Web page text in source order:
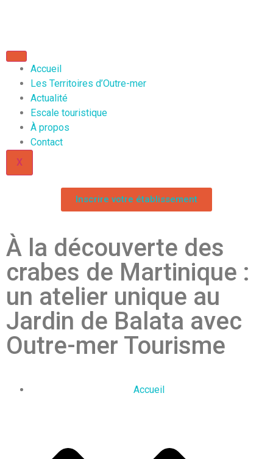
Accueil
Les Territoires d’Outre-mer
Actualité
Escale touristique
À propos
Contact
X
Inscrire votre établissement
À la découverte des
crabes de Martinique :
un atelier unique au
Jardin de Balata avec
Outre-mer Tourisme
Accueil